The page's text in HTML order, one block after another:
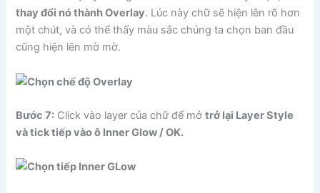
thay đổi nó thành Overlay. Lúc này chữ sẽ hiện lên rõ hơn
một chút, và có thể thấy màu sắc chúng ta chọn ban đầu
cũng hiện lên mờ mờ.
Bước 7: Click vào layer của chữ để mởtrở lại Layer Style
và tick tiếp vào ô Inner Glow / OK.